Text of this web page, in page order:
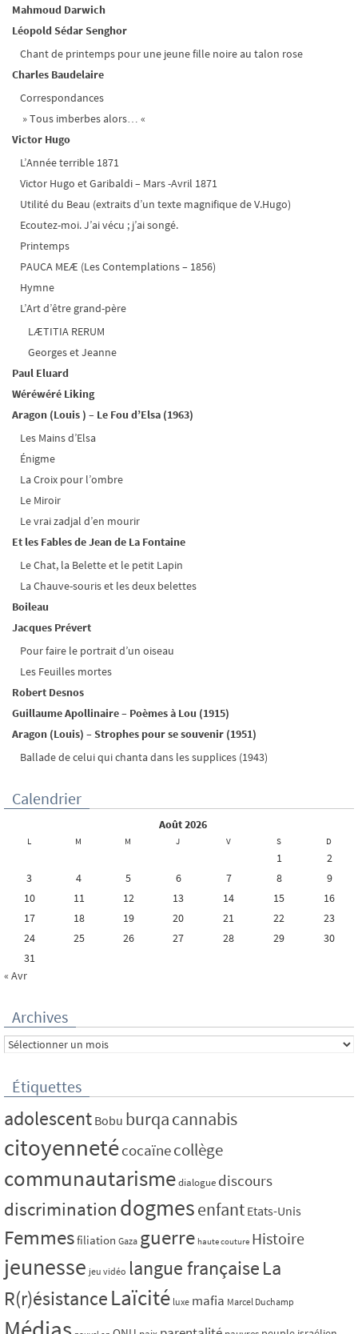
Mahmoud Darwich
Léopold Sédar Senghor
Chant de printemps pour une jeune fille noire au talon rose
Charles Baudelaire
Correspondances
» Tous imberbes alors… «
Victor Hugo
L’Année terrible 1871
Victor Hugo et Garibaldi – Mars -Avril 1871
Utilité du Beau (extraits d’un texte magnifique de V.Hugo)
Ecoutez-moi. J’ai vécu ; j’ai songé.
Printemps
PAUCA MEÆ (Les Contemplations – 1856)
Hymne
L’Art d’être grand-père
LÆTITIA RERUM
Georges et Jeanne
Paul Eluard
Wéréwéré Liking
Aragon (Louis ) – Le Fou d’Elsa (1963)
Les Mains d’Elsa
Énigme
La Croix pour l’ombre
Le Miroir
Le vrai zadjal d’en mourir
Et les Fables de Jean de La Fontaine
Le Chat, la Belette et le petit Lapin
La Chauve-souris et les deux belettes
Boileau
Jacques Prévert
Pour faire le portrait d’un oiseau
Les Feuilles mortes
Robert Desnos
Guillaume Apollinaire – Poèmes à Lou (1915)
Aragon (Louis) – Strophes pour se souvenir (1951)
Ballade de celui qui chanta dans les supplices (1943)
Calendrier
août 2026
L M M J V S D
1
2
3
4 5 6 7 8
9
10
11 12 13 14 15
16
17
18 19 20 21 22
23
24
25 26 27 28 29
30
31
« Avr
Archives
Archives
Étiquettes
adolescent Bobu burqacannabis
citoyennetécocaïnecollège
communautarismedialogue discours
discrimination dogmesenfant Etats-Unis
Femmesfiliation Gaza guerre haute couture Histoire
jeunesse jeu vidéo langue française La
R(r)ésistanceLaïcité luxe mafia Marcel Duchamp